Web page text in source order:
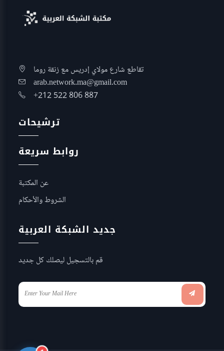
تقاطع شارع مولاي إدريس مع زنقة روما
arab.network.ma@gmail.com
+212 522 806 887
ترشيحات
روابط سريعة
عن المكتبة
الشروط والأحكام
جديد الشبكة العربية
قم بالتسجيل ليصلك كل جديد